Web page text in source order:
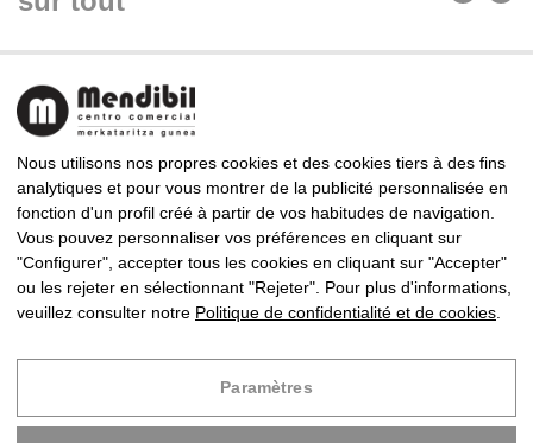
CENTRE COMMERCIAL MENDIBIL
Almirante Arizmendi Kalea, 9, 20302 Irun, Gipuzkoa
Tel: +34 943 63 83 94 · Fax: +34 943 63 85 86
mendibil@centrocomercialmendibil.com
Nous utilisons nos propres cookies et des cookies tiers à des fins
analytiques et pour vous montrer de la publicité personnalisée en
fonction d'un profil créé à partir de vos habitudes de navigation.
Vous pouvez personnaliser vos préférences en cliquant sur
"Configurer", accepter tous les cookies en cliquant sur "Accepter"
ou les rejeter en sélectionnant "Rejeter". Pour plus d'informations,
veuillez consulter notre Politique de confidentialité et de cookies
Paramètres